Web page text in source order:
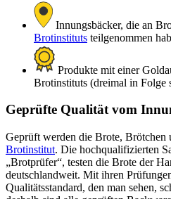
Innungsbäcker, die an
Brotinstituts teilgenommen
Produkte mit einer
Brotinstituts (dreimal in Folge
Geprüfte Qualität vom
Geprüft werden die Brote, Brötchen
Brotinstitut. Die hochqualifizierten
„Brotprüfer“, testen die Brote der
deutschlandweit. Mit ihren
Qualitätsstandard, den man sehen,